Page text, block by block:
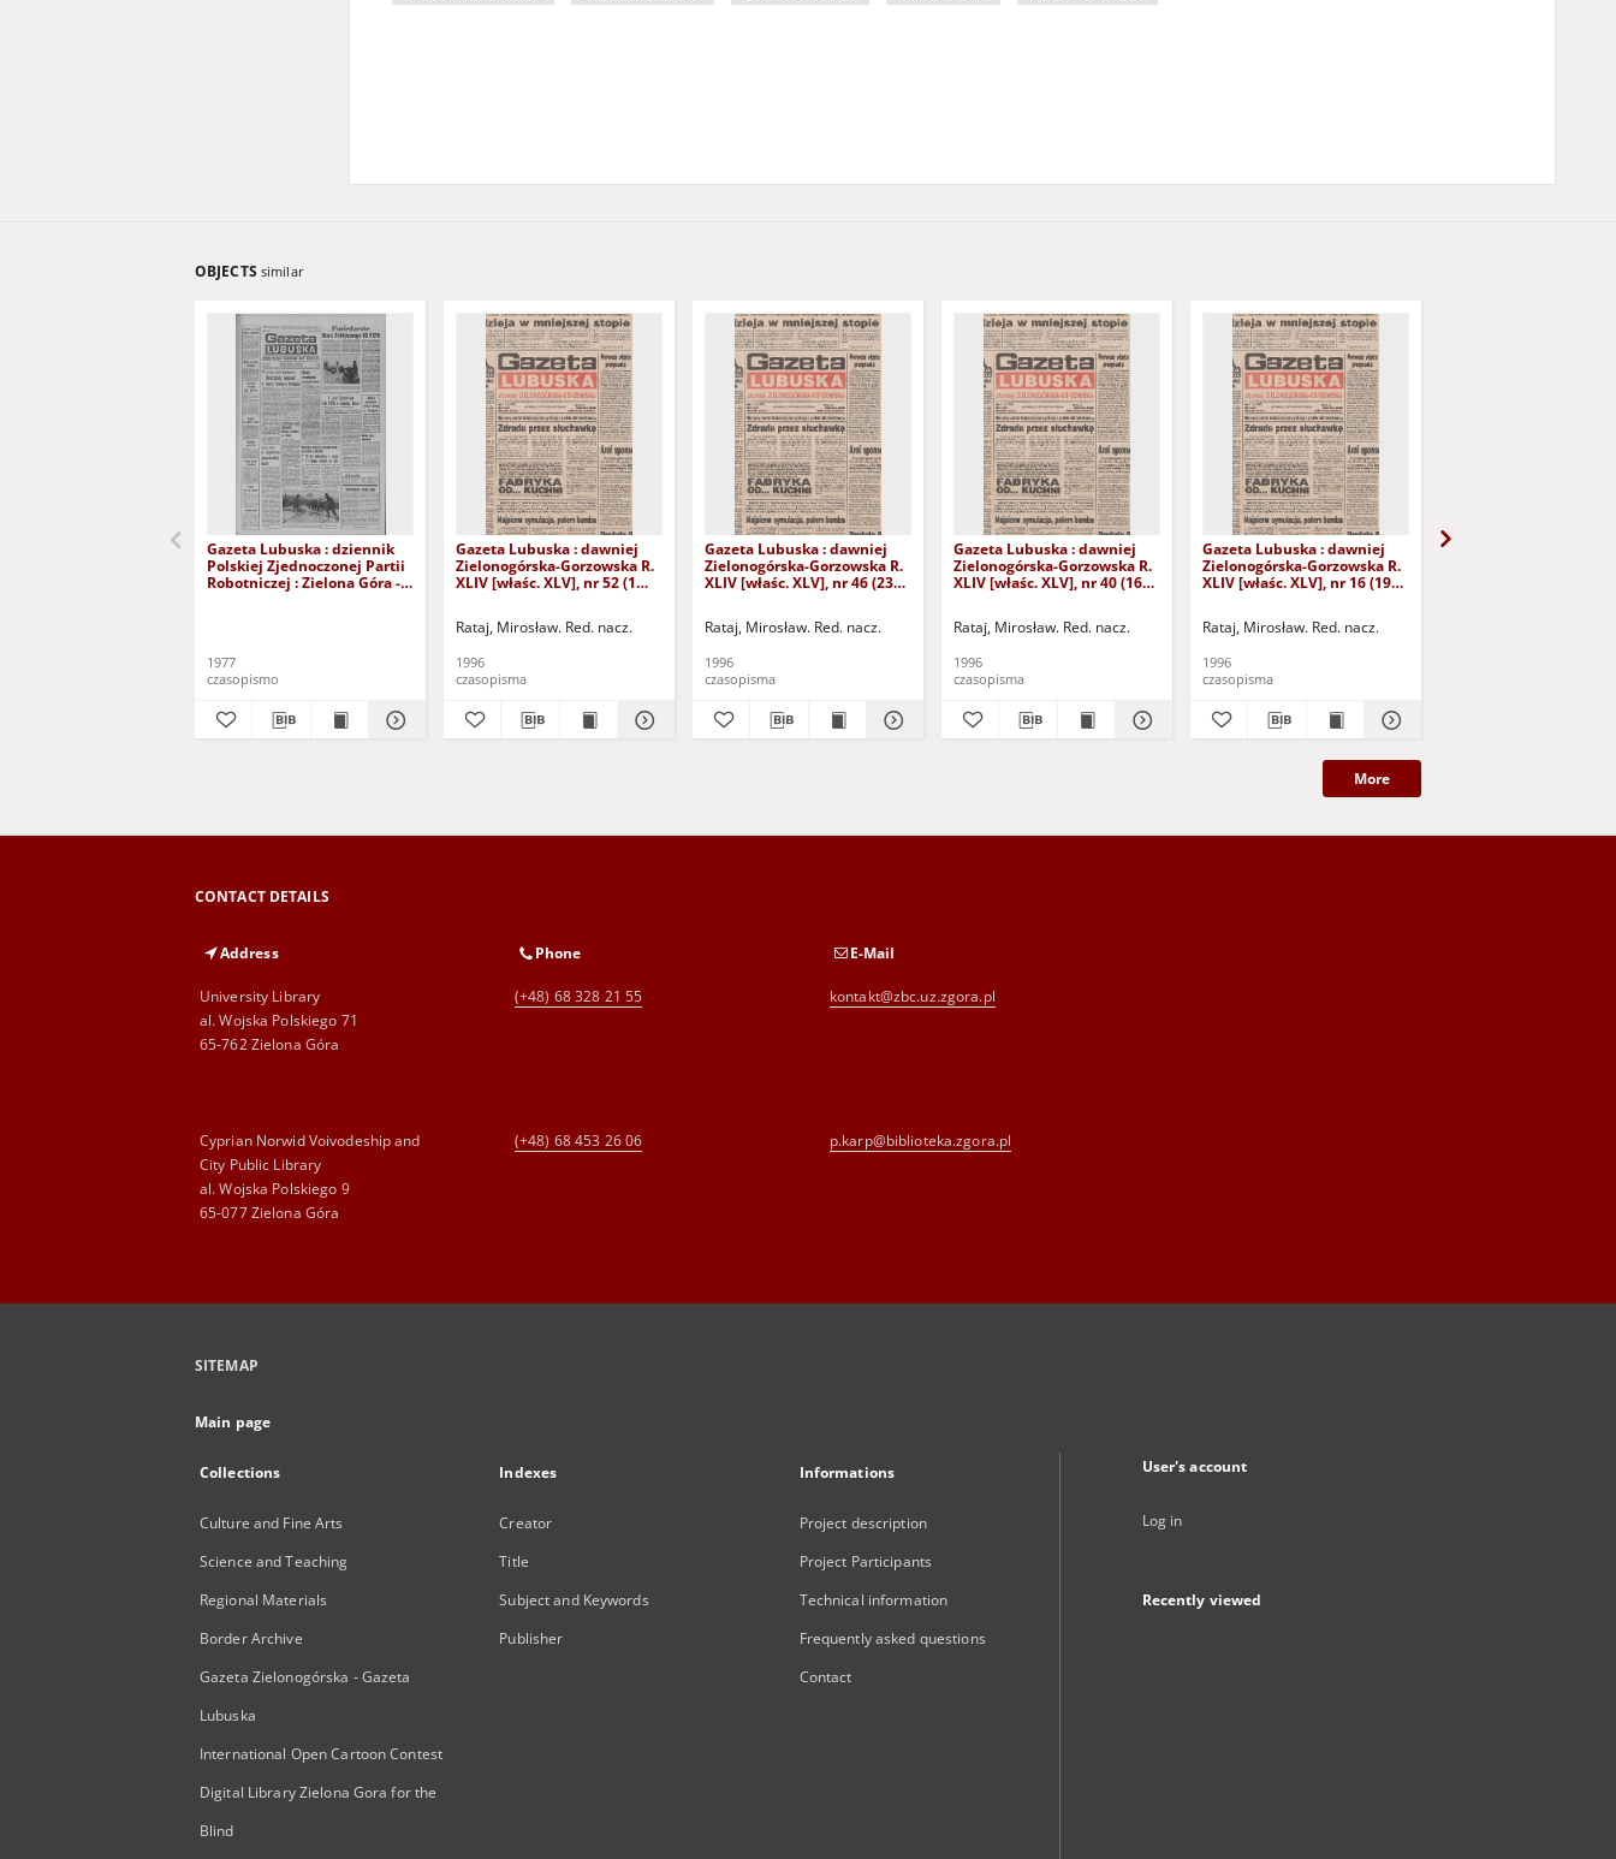
OBJECTS similar
Gazeta Lubuska : dziennik
Polskiej Zjednoczonej Partii
Robotniczej : Zielona Góra -
1977
czasopismo
Gazeta Lubuska : dawniej
Zielonogórska-Gorzowska R.
XLIV [właśc. XLV], nr 52 (1
Rataj, Mirosław. Red. nacz.
1996
czasopisma
Gazeta Lubuska : dawniej
Zielonogórska-Gorzowska R.
XLIV [właśc. XLV], nr 46 (23
Rataj, Mirosław. Red. nacz.
1996
czasopisma
Gazeta Lubuska : dawniej
Zielonogórska-Gorzowska R.
XLIV [właśc. XLV], nr 40 (16
Rataj, Mirosław. Red. nacz.
1996
czasopisma
Gazeta Lubuska : dawniej
Zielonogórska-Gorzowska R.
XLIV [właśc. XLV], nr 16 (19
Rataj, Mirosław. Red. nacz.
1996
czasopisma
More
CONTACT DETAILS
Address
University Library
al. Wojska Polskiego 71
65-762 Zielona Góra
Phone
(+48) 68 328 21 55
E-Mail
kontakt@zbc.uz.zgora.pl
Cyprian Norwid Voivodeship and
City Public Library
al. Wojska Polskiego 9
65-077 Zielona Góra
(+48) 68 453 26 06 p.karp@biblioteka.zgora.pl
SITEMAP
Main page
Collections
Culture and Fine Arts
Science and Teaching
Regional Materials
Border Archive
Gazeta Zielonogórska - Gazeta
Lubuska
International Open Cartoon Contest
Digital Library Zielona Gora for the
Blind
Indexes
Creator
Title
Subject and Keywords
Publisher
Informations
Project description
Project Participants
Technical information
Frequently asked questions
Contact
User's account
Log in
Recently viewed